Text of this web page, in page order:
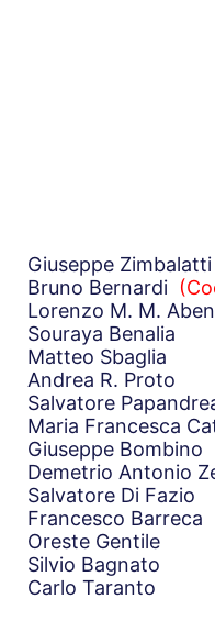
Giuseppe Zimbalatti
Bruno Bernardi
Lorenzo M. M.
Souraya Benalia
Matteo Sbaglia
Andrea R. Proto
Salvatore
Maria Francesca
Giuseppe Bombino
Demetrio Antonio
Salvatore Di Fazio
Francesco Barreca
Oreste Gentile
Silvio Bagnato
Carlo Taranto